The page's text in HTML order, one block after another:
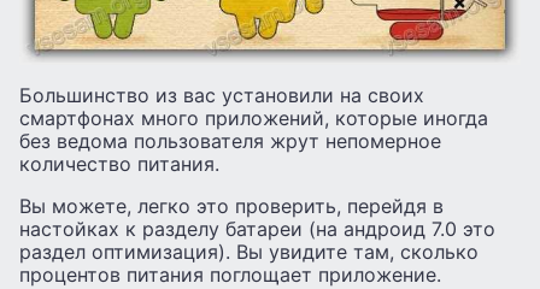
Большинство из вас установили на своих
смартфонах много приложений, которые иногда
без ведома пользователя жрут непомерное
количество питания.
Вы можете, легко это проверить, перейдя в
настойках к разделу батареи (на андроид 7.0 это
раздел оптимизация). Вы увидите там, сколько
процентов питания поглощает приложение.